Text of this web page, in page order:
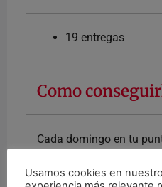
19 entregas
Como
Cada domingo en tu
Y si eres suscriptor de
Dto. adicional). Pídela
Usamos cookies en